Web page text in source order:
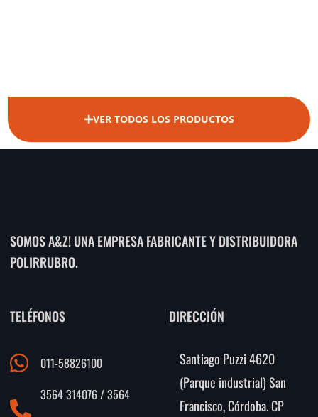
VER TODOS LOS PRODUCTOS
SOMOS A&Z! UNA EMPRESA FABRICANTE Y DISTRIBUIDORA
POLIRRUBRO.
TELÉFONOS
011-58826100
3564 314076 / 3564
DIRECCIÓN
Santiago Puzzi 4620
(Parque industrial) San
Francisco, Córdoba. CP